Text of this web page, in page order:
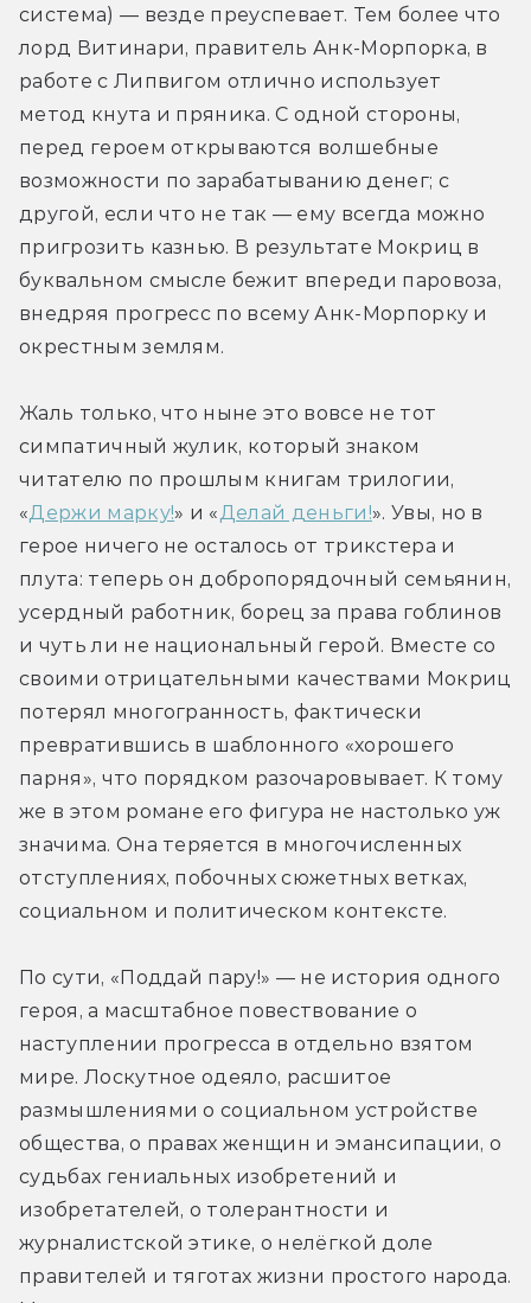
система) — везде преуспевает. Тем более что
лорд Витинари, правитель Анк-Морпорка, в
работе с Липвигом отлично использует
метод кнута и пряника. С одной стороны,
перед героем открываются волшебные
возможности по зарабатыванию денег; с
другой, если что не так — ему всегда можно
пригрозить казнью. В результате Мокриц в
буквальном смысле бежит впереди паровоза,
внедряя прогресс по всему Анк-Морпорку и
окрестным землям.
Жаль только, что ныне это вовсе не тот
симпатичный жулик, который знаком
читателю по прошлым книгам трилогии,
«Держи марку!» и «Делай деньги!». Увы, но в
герое ничего не осталось от трикстера и
плута: теперь он добропорядочный семьянин,
усердный работник, борец за права гоблинов
и чуть ли не национальный герой. Вместе со
своими отрицательными качествами Мокриц
потерял многогранность, фактически
превратившись в шаблонного «хорошего
парня», что порядком разочаровывает. К тому
же в этом романе его фигура не настолько уж
значима. Она теряется в многочисленных
отступлениях, побочных сюжетных ветках,
социальном и политическом контексте.
По сути, «Поддай пару!» — не история одного
героя, а масштабное повествование о
наступлении прогресса в отдельно взятом
мире. Лоскутное одеяло, расшитое
размышлениями о социальном устройстве
общества, о правах женщин и эмансипации, о
судьбах гениальных изобретений и
изобретателей, о толерантности и
журналистской этике, о нелёгкой доле
правителей и тяготах жизни простого народа.